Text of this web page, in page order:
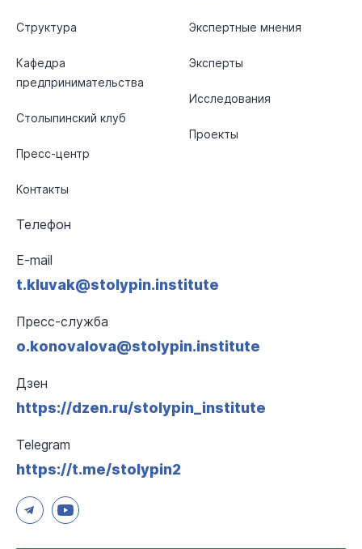
Структура
Кафедра
предпринимательства
Столыпинский клуб
Пресс-центр
Контакты
Экспертные мнения
Эксперты
Исследования
Проекты
Телефон
E-mail
t.kluvak@stolypin.institute
Пресс-служба
o.konovalova@stolypin.institute
Дзен
https://dzen.ru/stolypin_institute
Telegram
https://t.me/stolypin2